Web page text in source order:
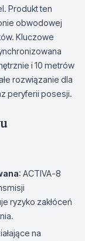
Produkt ten
obwodowej
Kluczowe
i 10 metrów
rozwiązanie dla
peryferii posesji.
: ACTIVA-8
ryzyko zakłóceń
na